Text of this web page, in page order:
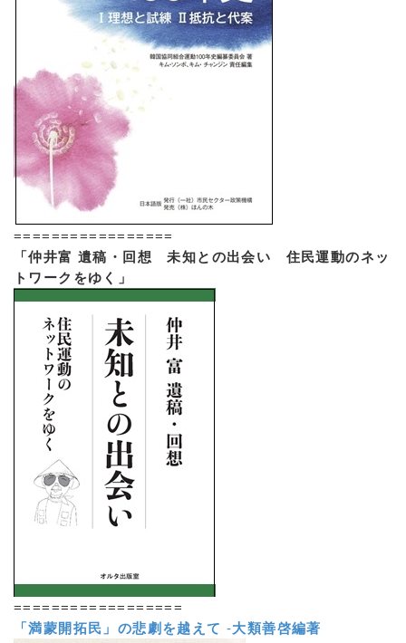
=================
「仲井富 遺稿・回想 未知との出会い 住民運動のネッ
トワークをゆく」
==================
「満蒙開拓民」の悲劇を越えて -大類善啓編著